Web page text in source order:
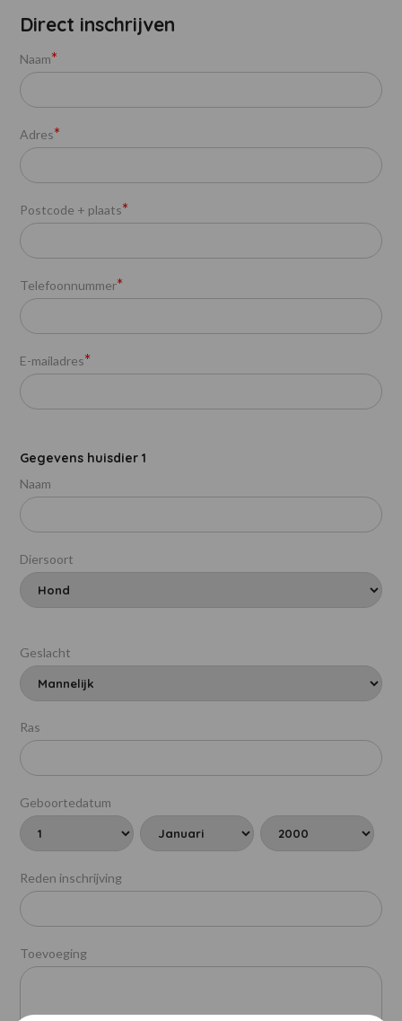
Direct inschrijven
Naam*
Adres*
Postcode + plaats*
Telefoonnummer*
E-mailadres*
Gegevens huisdier 1
Naam
Diersoort
Geslacht
Ras
Geboortedatum
Reden inschrijving
Toevoeging